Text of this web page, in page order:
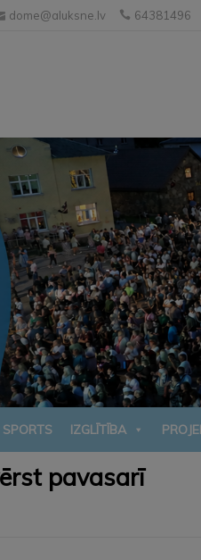
dome@aluksne.lv 64381496
SPORTS IZGLĪTĪBA
pavasarī